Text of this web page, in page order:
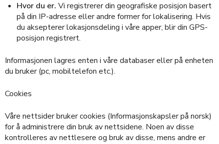
Hvor du er. Vi registrerer din geografiske posisjon basert
på din IP-adresse eller andre former for lokalisering. Hvis
du aksepterer lokasjonsdeling i våre apper, blir din GPS-
posisjon registrert.
Informasjonen lagres enten i våre databaser eller på enheten
du bruker (pc, mobiltelefon etc.).
Cookies
Våre nettsider bruker cookies (Informasjonskapsler på norsk)
for å administrere din bruk av nettsidene. Noen av disse
kontrolleres av nettlesere og bruk av disse, mens andre er